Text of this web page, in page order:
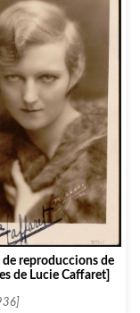
reproduccions de
de Lucie Caffaret]